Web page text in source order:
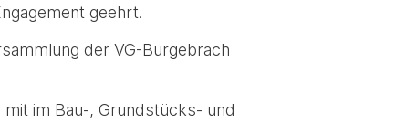
geehrt.
der VG-Burgebrach
im Bau-, Grundstücks- und